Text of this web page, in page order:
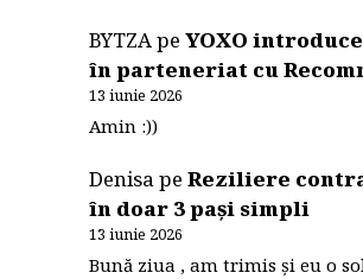
BYTZApeYOXO
în parteneriat cu
13 iunie 2026
Amin :))
DenisapeReziliere
în doar 3 pași simpli
13 iunie 2026
Bună ziua , am trimis și eu o